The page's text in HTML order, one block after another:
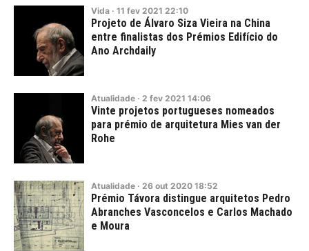
Vida · 11 fev 2021 22:10
Projeto de Álvaro Siza Vieira na China
entre finalistas dos Prémios Edifício do
Ano Archdaily
Atualidade · 2 fev 2021 14:06
Vinte projetos portugueses nomeados
para prémio de arquitetura Mies van der
Rohe
Atualidade · 26 out 2020 18:52
Prémio Távora distingue arquitetos Pedro
Abranches Vasconcelos e Carlos Machado
e Moura